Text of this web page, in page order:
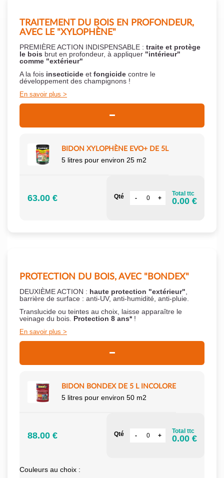
TRAITEMENT DU BOIS EN PROFONDEUR,
AVEC LE "XYLOPHÈNE"
PREMIÈRE ACTION INDISPENSABLE : traite et protège
le bois brut en profondeur, à appliquer "intérieur"
comme "extérieur"
A la fois insecticide et fongicide contre le
développement des champignons !
En savoir plus
BIDON XYLOPHÈNE EVO+ DE 5L
5 litres pour environ 25 m2
63.00 € Qté Total ttc
0.00 €
PROTECTION DU BOIS, AVEC "BONDEX"
DEUXIÈME ACTION : haute protection "extérieur"
barrière de surface : anti-UV, anti-humidité, anti-pluie.
Translucide ou teintes au choix, laisse apparaître le
veinage du bois. Protection 8 ans*!
En savoir plus
BIDON BONDEX DE 5 L INCOLORE
5 litres pour environ 50 m2
88.00 € Qté Total ttc
0.00 €
Couleurs au choix :